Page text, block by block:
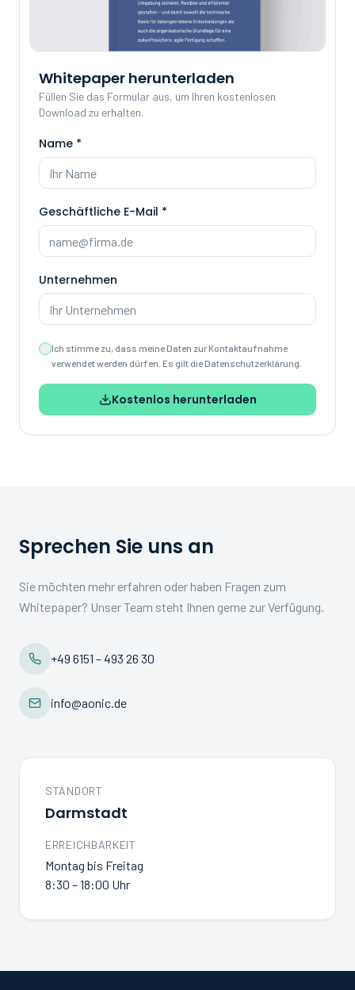
Whitepaper herunterladen
Füllen Sie das Formular aus, um Ihren kostenlosen
Download zu erhalten.
Name *
Geschäftliche E-Mail *
Unternehmen
Ich stimme zu, dass meine Daten zur Kontaktaufnahme
verwendet werden dürfen. Es gilt die Datenschutzerklärung.
Kostenlos herunterladen
Sprechen Sie uns an
Sie möchten mehr erfahren oder haben Fragen zum
Whitepaper? Unser Team steht Ihnen gerne zur Verfügung.
+49 6151 – 493 26 30
info@aonic.de
STANDORT
Darmstadt
ERREICHBARKEIT
Montag bis Freitag
8:30 – 18:00 Uhr